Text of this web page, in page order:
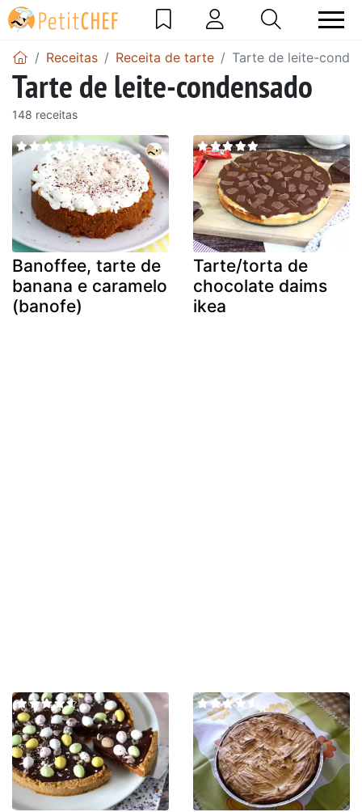
Receitas Receita de tarte Tarte de leite-
Tarte de leite-condensado
148 receitas
Banoffee, tarte de
banana e caramelo
(banofe)
Tarte/torta de
chocolate daims
ikea